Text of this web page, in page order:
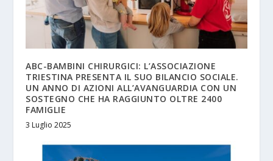
ABC-BAMBINI CHIRURGICI: L’ASSOCIAZIONE
TRIESTINA PRESENTA IL SUO BILANCIO SOCIALE.
UN ANNO DI AZIONI ALL’AVANGUARDIA CON UN
SOSTEGNO CHE HA RAGGIUNTO OLTRE 2400
FAMIGLIE
3 Luglio 2025